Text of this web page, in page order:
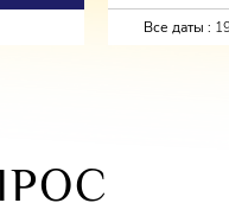
Все даты :